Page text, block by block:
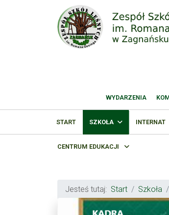
WYDARZENIA
START SZKOŁA INTERNAT
CENTRUM EDUKACJI
Jesteś tutaj: Start Szkoła